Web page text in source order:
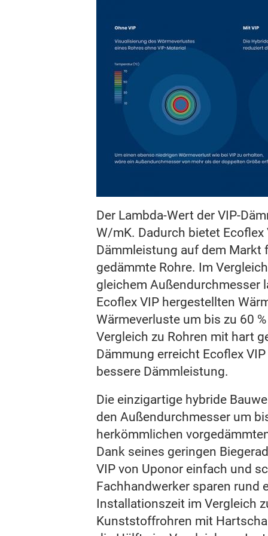
Der Lambda-Wert der VIP-
W/mK. Dadurch bietet Ecoflex
Dämmleistung auf dem Markt
gedämmte Rohre. Im
gleichem Außendurchmesser
Ecoflex VIP hergestellten
Wärmeverluste um bis zu 60
Vergleich zu Rohren mit hart
Dämmung erreicht Ecoflex
bessere Dämmleistung.
Die einzigartige hybride
den Außendurchmesser um
herkömmlichen
Dank seines geringen
VIP von Uponor einfach und
Fachhandwerker sparen rund
Installationszeit im Vergleich
Kunststoffrohren mit